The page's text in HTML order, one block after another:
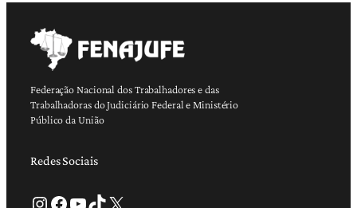
Federação Nacional dos Trabalhadores e das
Trabalhadoras do Judiciário Federal e Ministério
Público da União
Redes Sociais
Instagram Facebook Youtube TikTok X